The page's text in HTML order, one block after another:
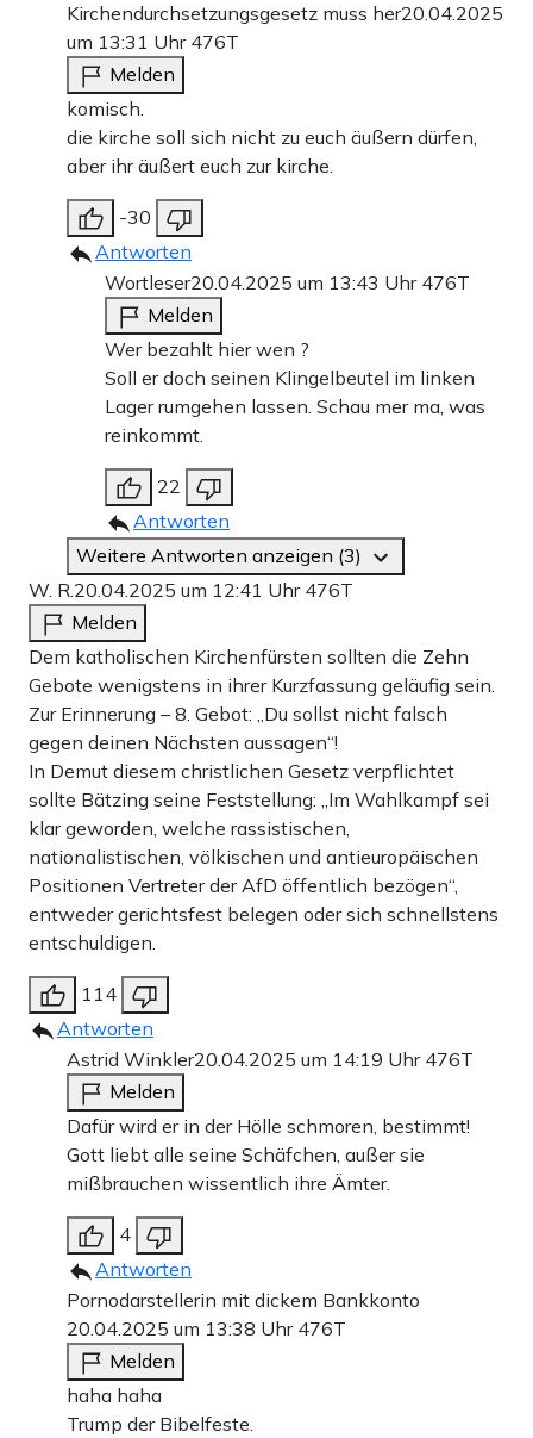
Kirchendurchsetzungsgesetz muss her20.04.2025
um 13:31 Uhr 476T
Melden
komisch.
die kirche soll sich nicht zu euch äußern dürfen,
aber ihr äußert euch zur kirche.
-30
Antworten
Wortleser20.04.2025 um 13:43 Uhr 476T
Melden
Wer bezahlt hier wen ?
Soll er doch seinen Klingelbeutel im linken
Lager rumgehen lassen. Schau mer ma, was
reinkommt.
22
Antworten
Weitere Antworten anzeigen (3)
W. R.20.04.2025 um 12:41 Uhr 476T
Melden
Dem katholischen Kirchenfürsten sollten die Zehn
Gebote wenigstens in ihrer Kurzfassung geläufig sein.
Zur Erinnerung – 8. Gebot: „Du sollst nicht falsch
gegen deinen Nächsten aussagen“!
In Demut diesem christlichen Gesetz verpflichtet
sollte Bätzing seine Feststellung: „Im Wahlkampf sei
klar geworden, welche rassistischen,
nationalistischen, völkischen und antieuropäischen
Positionen Vertreter der AfD öffentlich bezögen“,
entweder gerichtsfest belegen oder sich schnellstens
entschuldigen.
114
Antworten
Astrid Winkler20.04.2025 um 14:19 Uhr 476T
Melden
Dafür wird er in der Hölle schmoren, bestimmt!
Gott liebt alle seine Schäfchen, außer sie
mißbrauchen wissentlich ihre Ämter.
4
Antworten
Pornodarstellerin mit dickem Bankkonto
20.04.2025 um 13:38 Uhr 476T
Melden
haha haha
Trump der Bibelfeste.